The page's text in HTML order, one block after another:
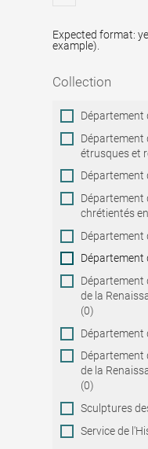
Expected format:
example).
Collection
Collection
Département
Département
étrusques et
Département
Département
chrétientés
Département
Département
Département
de la
(0)
Département
Département
de la
(0)
Sculptures
Service de